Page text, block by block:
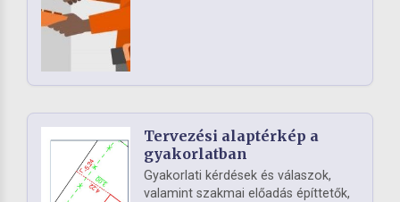
Tervezési alaptérkép a
gyakorlatban
Gyakorlati kérdések és válaszok,
valamint szakmai előadás építtetők,